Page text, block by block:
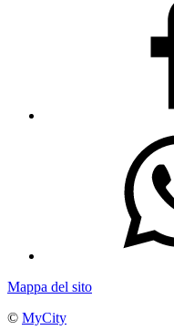
Mappa del sito
© MyCity